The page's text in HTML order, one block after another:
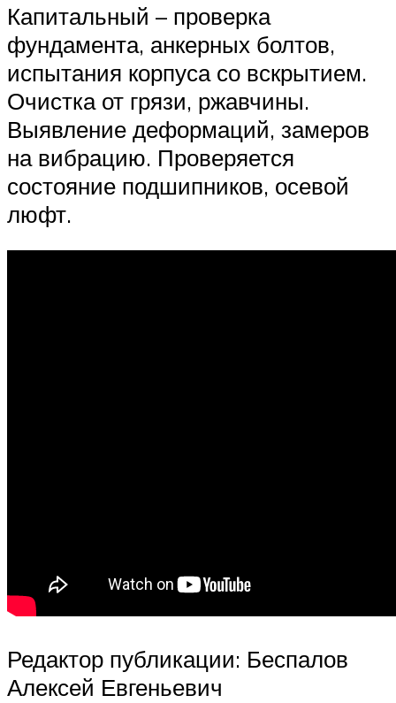
Капитальный – проверка
фундамента, анкерных болтов,
испытания корпуса со вскрытием.
Очистка от грязи, ржавчины.
Выявление деформаций, замеров
на вибрацию. Проверяется
состояние подшипников, осевой
люфт.
Редактор публикации: Беспалов
Алексей Евгеньевич